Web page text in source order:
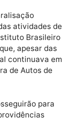
distintas
de areia,
necessário
ANM.
Paralisação
Instituto
que, apesar